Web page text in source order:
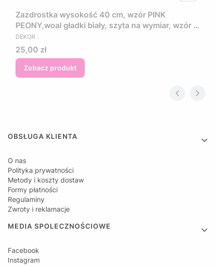
Zazdrostka wysokość 40 cm, wzór PINK
PEONY,woal gładki biały, szyta na wymiar, wzór w
kwiaty w kolorze różowo fioletowym
PRODUCENT
DEKOR
Cena
25,00 zł
Zobacz produkt
Linki w stopce
OBSŁUGA KLIENTA
O nas
Polityka prywatności
Metody i koszty dostaw
Formy płatności
Regulaminy
Zwroty i reklamacje
MEDIA SPOLECZNOŚCIOWE
Facebook
Instagram